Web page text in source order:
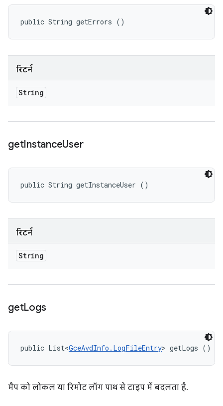
public String getErrors ()
रिटर्न
String
getInstanceUser
public String getInstanceUser ()
रिटर्न
String
getLogs
public List<GceAvdInfo.LogFileEntry> getLogs ()
मैप को लोकल या रिमोट लॉग पाथ से टाइप में बदलता है.